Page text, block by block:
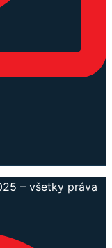
– všetky práva